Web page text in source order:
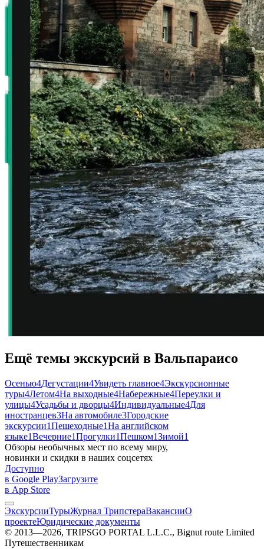
Ещё темы экскурсий в Вальпараисо
Осенью4Дегустации4Увидеть главное4Экскурсионные
туры4Летом4На выходные4Набережные4Переулки и
улицы4Усадьбы и дворцы4Индивидуальные4Для
иностранцев3На автомобиле3Городские
экскурсии1Пешеходные1На английском
языке1Вечерние1Прогулки1Пешком1Зимой1
Обзоры необычных мест по всему миру,
новинки и скидки в наших соцсетях
Доступно
в Google PlayЗагрузите
в App Store
ЭкскурсииТурыЖурнал ТрипстераВакансииО
проектеЮридические документы
© 2013—2026, TRIPSGO PORTAL L.L.C., Bignut route Limited
Путешественникам